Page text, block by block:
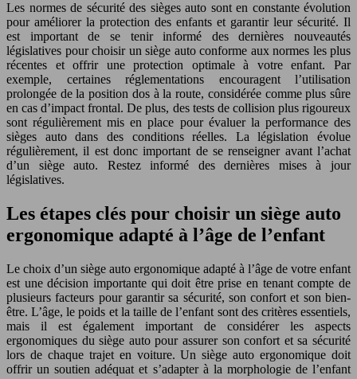
Les normes de sécurité des sièges auto sont en constante évolution
pour améliorer la protection des enfants et garantir leur sécurité. Il
est important de se tenir informé des dernières nouveautés
législatives pour choisir un siège auto conforme aux normes les plus
récentes et offrir une protection optimale à votre enfant. Par
exemple, certaines réglementations encouragent l’utilisation
prolongée de la position dos à la route, considérée comme plus sûre
en cas d’impact frontal. De plus, des tests de collision plus rigoureux
sont régulièrement mis en place pour évaluer la performance des
sièges auto dans des conditions réelles. La législation évolue
régulièrement, il est donc important de se renseigner avant l’achat
d’un siège auto. Restez informé des dernières mises à jour
législatives.
Les étapes clés pour choisir un siège auto
ergonomique adapté à l’âge de l’enfant
Le choix d’un siège auto ergonomique adapté à l’âge de votre enfant
est une décision importante qui doit être prise en tenant compte de
plusieurs facteurs pour garantir sa sécurité, son confort et son bien-
être. L’âge, le poids et la taille de l’enfant sont des critères essentiels,
mais il est également important de considérer les aspects
ergonomiques du siège auto pour assurer son confort et sa sécurité
lors de chaque trajet en voiture. Un siège auto ergonomique doit
offrir un soutien adéquat et s’adapter à la morphologie de l’enfant